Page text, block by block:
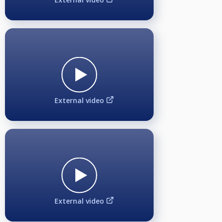
gezogen wird, darf nach "Runde 1" sein Glück auf dem Livestream Tisch 3
Veranstalter BC Queue Hamburg. Maximal 4 Durchgänge (4x 50€ Added
werden 3 Teilnehmer gezogen, usw. Wenn der Geloste dann ein 10-Ball-
Rack ausschießt, gewinnt er den Jackpot. Wenn nicht, wandert der Jackpot
weiter zum nächsten Montag, solange bis der Jackpot geknackt wird. Es
gelten die normalen 10-Ball-Regeln. Ein Schiedsrichter wird durch die BCQ-
Turnierleitung gestellt, der auch das Rack aufbaut.
500€ Ausschüttung für die TOP 5 der Rangliste: 1. Platz: 180€, 2. Platz: 130€,
Freilos* für die TOP 16 der Rangliste und somit gesetzt für "Gewinnerrunde
48 Teilnehmern erhalten die TOP 16 Freilose. Bei weniger als 48
Teilnehmern, gibt es mehr Freilose. Bei mehr als 48 Teilnehmern, gibt es
Auf unserem YouTube-Channel "BC Queue TV":
könnt ihr alle Matches der Billardtische 1, 2 und 3 von unseren Turnieren
External video
External video